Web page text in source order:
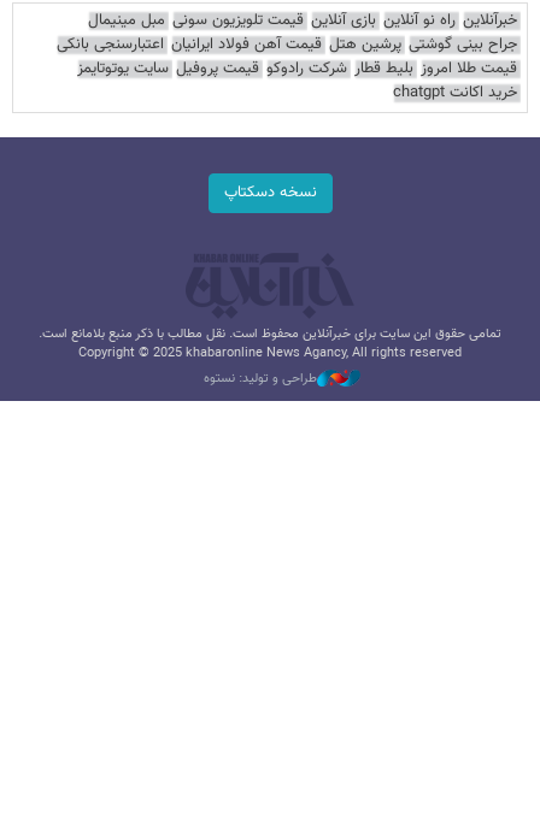
خبرآنلاین راه نو آنلاین بازی آنلاین قیمت تلویزیون سونی مبل مینیمال
جراح بینی گوشتی پرشین هتل قیمت آهن فولاد ایرانیان اعتبارسنجی بانکی
قیمت طلا امروز بلیط قطار شرکت رادوکو قیمت پروفیل سایت یوتوتایمز
خرید اکانت chatgpt
نسخه دسکتاپ
تمامی حقوق این سایت برای خبرآنلاین محفوظ است. نقل مطالب با ذکر منبع بلامانع است.
Copyright © 2025 khabaronline News Agancy, All rights reserved
طراحی و تولید: نستوه